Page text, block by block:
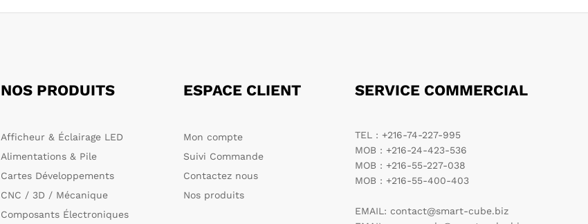
NOS PRODUITS
Afficheur & Éclairage LED
Alimentations & Pile
Cartes Développements
CNC / 3D / Mécanique
Composants Électroniques
ESPACE CLIENT
Mon compte
Suivi Commande
Contactez nous
Nos produits
SERVICE COMMERCIAL
TEL : +216-74-227-995
MOB : +216-24-423-536
MOB : +216-55-227-038
MOB : +216-55-400-403
EMAIL: contact@smart-cube.biz